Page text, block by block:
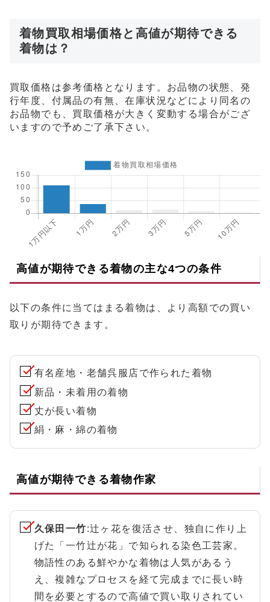
着物買取相場価格と高値が期待できる
着物は？
買取価格は参考価格となります。お品物の状態、発
行年度、付属品の有無、在庫状況などにより同名の
お品物でも、買取価格が大きく変動する場合がござ
いますので予めご了承下さい。
高値が期待できる着物の主な4つの条件
以下の条件に当てはまる着物は、より高額での買い
取りが期待できます。
有名産地・老舗呉服店で作られた着物
新品・未着用の着物
丈が長い着物
絹・麻・綿の着物
高値が期待できる着物作家
久保田一竹:辻ヶ花を復活させ、独自に作り上
げた「一竹辻が花」で知られる染色工芸家。
物語性のある鮮やかな着物は人気があるう
え、複雑なプロセスを経て完成までに長い時
間を必要とするので高値で買い取りされてい